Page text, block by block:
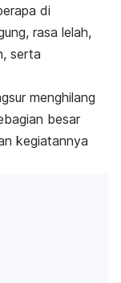
di
rasa lelah,
serta
menghilang
besar
kegiatannya